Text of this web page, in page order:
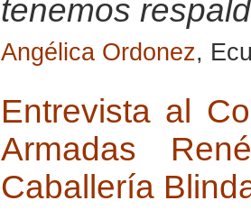
tenemos
Angélica Ordonez,
Entrevista al
Armadas
Caballería